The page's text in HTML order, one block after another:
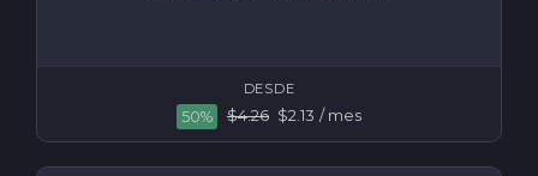
DESDE
50% $4.26 $2.13 / mes